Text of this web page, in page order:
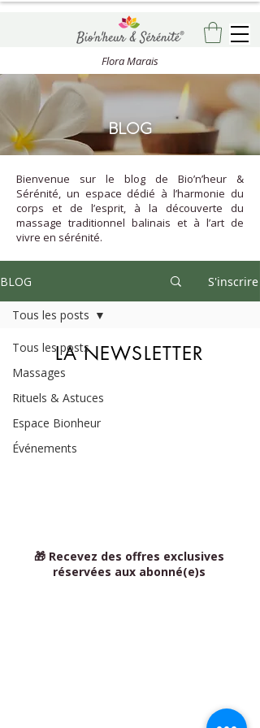
Flora Marais
BLOG
Bienvenue sur le blog de Bio’n’heur &
Sérénité, un espace dédié à l’harmonie du
corps et de l’esprit, à la découverte du
massage traditionnel balinais et à l’art de
vivre en sérénité.
BLOG S'inscrire
Tous les posts
Massages
Rituels & Astuces
Espace Bionheur
Événements
Tous les posts
LA NEWSLETTER
🎁 Recevez des offres exclusives
réservées aux abonné(e)s